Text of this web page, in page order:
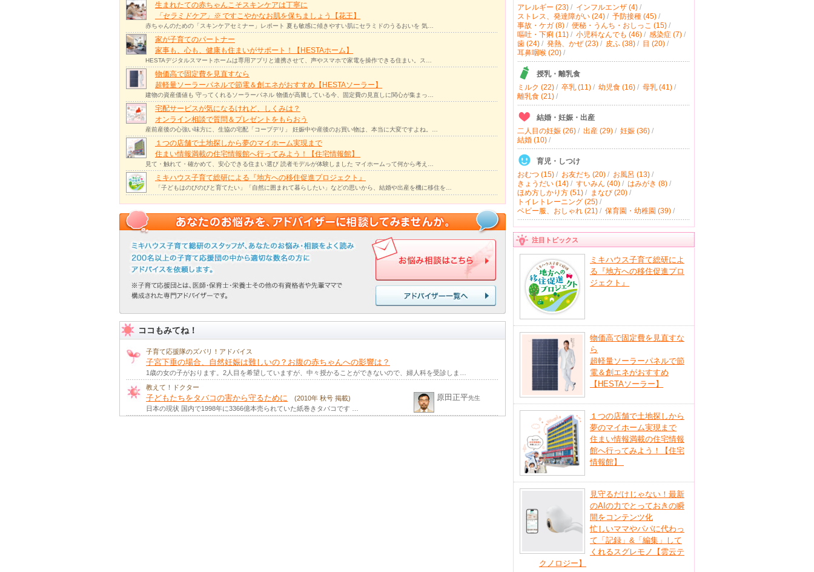
生まれたての赤ちゃんこそスキンケアは丁寧に
「セラミドケア」 ※ですこやかなお肌を保ちましょう【花王】
赤ちゃんのための「スキンケアセミナー」レポート 夏も敏感に傾きやすい肌にセラミドのうるおいを 気…
家が子育てのパートナー
家事も、心も、健康も住まいがサポート！【HESTAホーム】
HESTAデジタルスマートホームは専用アプリと連携させて、声やスマホで家電を操作できる住まい。ス…
物価高で固定費を見直すなら
超軽量ソーラーパネルで節電＆創エネがおすすめ【HESTAソーラー】
建物の資産価値も 守ってくれるソーラーパネル 物価が高騰している今、固定費の見直しに関心が集まっ…
宅配サービスが気になるけれど、しくみは？
オンライン相談で質問＆プレゼントをもらおう
産前産後の心強い味方に、生協の宅配「コープデリ」 妊娠中や産後のお買い物は、本当に大変ですよね。…
１つの店舗で土地探しから夢のマイホーム実現まで
住まい情報満載の住宅情報館へ行ってみよう！【住宅情報館】
見て・触れて・確かめて、安心できる住まい選び 読者モデルが体験しました マイホームって何から考え…
ミキハウス子育て総研による『地方への移住促進プロジェクト』
「子どもはのびのびと育てたい」「自然に囲まれて暮らしたい」などの思いから、結婚や出産を機に移住を…
ココもみてね！
子育て応援隊のズバリ！アドバイス
子宮下垂の場合、自然妊娠は難しいの？お腹の赤ちゃんへの影響は？
1歳の女の子がおります。2人目を希望していますが、中々授かることができないので、婦人科を受診しま…
教えて！ドクター
子どもたちをタバコの害から守るために
(2010年 秋号 掲載)
日本の現状 国内で1998年に3366億本売られていた紙巻きタバコです …
原田正平先生
アレルギー (23)/ インフルエンザ (4)/
ストレス、発達障がい (24)/ 予防接種 (45)/
事故・ケガ (8)/ 便秘・うんち・おしっこ (15)/
嘔吐・下痢 (11)/ 小児科なんでも (46)/ 感染症 (7)/
歯 (24)/ 発熱、かぜ (23)/ 皮ふ (38)/ 目 (20)/
耳鼻咽喉 (20)/
授乳・離乳食
ミルク (22)/ 卒乳 (11)/ 幼児食 (16)/ 母乳 (41)/
離乳食 (21)/
結婚・妊娠・出産
二人目の妊娠 (26)/ 出産 (29)/ 妊娠 (36)/
結婚 (10)/
育児・しつけ
おむつ (15)/ お友だち (20)/ お風呂 (13)/
きょうだい (14)/ すいみん (40)/ はみがき (8)/
ほめ方しかり方 (51)/ まなび (20)/
トイレトレーニング (25)/
ベビー服、おしゃれ (21)/ 保育園・幼稚園 (39)/
注目トピックス
ミキハウス子育て総研によ
る『地方への移住促進プロ
ジェクト』
物価高で固定費を見直すな
ら
超軽量ソーラーパネルで節
電＆創エネがおすすめ
【HESTAソーラー】
１つの店舗で土地探しから
夢のマイホーム実現まで
住まい情報満載の住宅情報
館へ行ってみよう！【住宅
情報館】
見守るだけじゃない！最新
のAIの力でとっておきの瞬
間をコンテンツ化
忙しいママやパパに代わっ
て「記録」&「編集」して
くれるスグレモノ【雲云テ
クノロジー】